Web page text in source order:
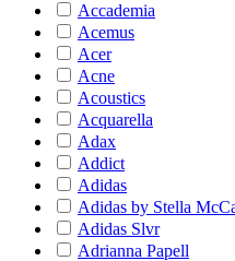
Accademia
Acemus
Acer
Acne
Acoustics
Acquarella
Adax
Addict
Adidas
Adidas by Stella
Adidas Slvr
Adrianna Papell